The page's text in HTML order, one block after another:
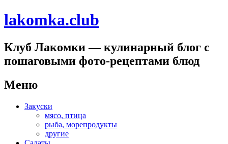
lakomka.club
Клуб Лакомки — кулинарный блог с
пошаговыми фото-рецептами блюд
Меню
Перейти
содержимому
Закуски
мясо, птица
рыба, морепродукты
другие